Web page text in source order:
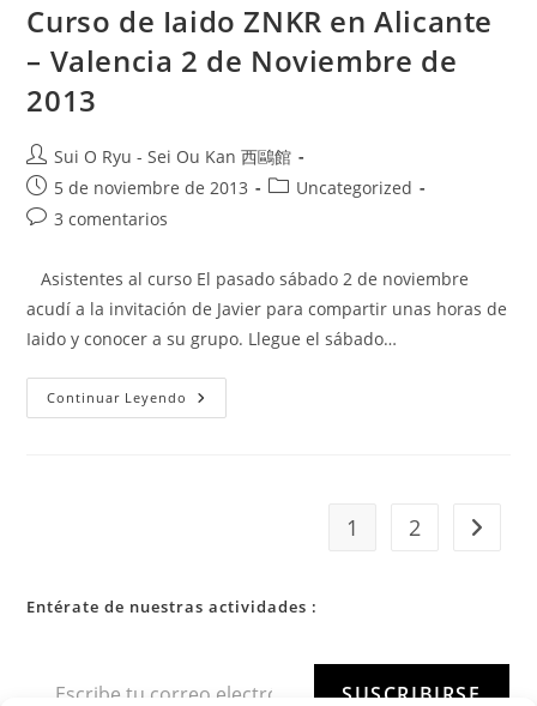
Curso de Iaido ZNKR en Alicante
– Valencia 2 de Noviembre de
2013
Sui O Ryu - Sei Ou Kan 西鷗館
5 de noviembre de 2013
Uncategorized
3 comentarios
Asistentes al curso El pasado sábado 2 de noviembre
acudí a la invitación de Javier para compartir unas horas de
Iaido y conocer a su grupo. Llegue el sábado…
Continuar Leyendo
1 2
Entérate de nuestras actividades :
SUSCRIBIRSE